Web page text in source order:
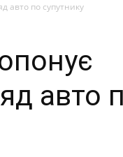
авто по супутнику
авто